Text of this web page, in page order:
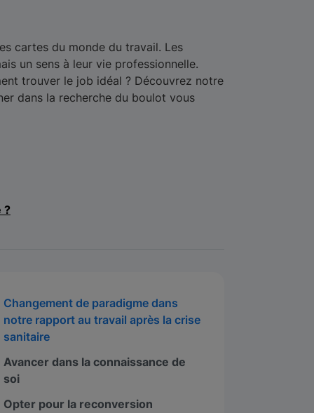
cartes du monde du travail. Les
un sens à leur vie professionnelle.
trouver le job idéal ? Découvrez notre
dans la recherche du boulot vous
?
Changement de paradigme dans
notre rapport au travail après la crise
sanitaire
Avancer dans la connaissance de
soi
Opter pour la reconversion